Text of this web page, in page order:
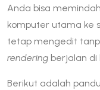
Anda bisa
komputer utama ke
tetap mengedit
rendering berjalan di
Berikut adalah